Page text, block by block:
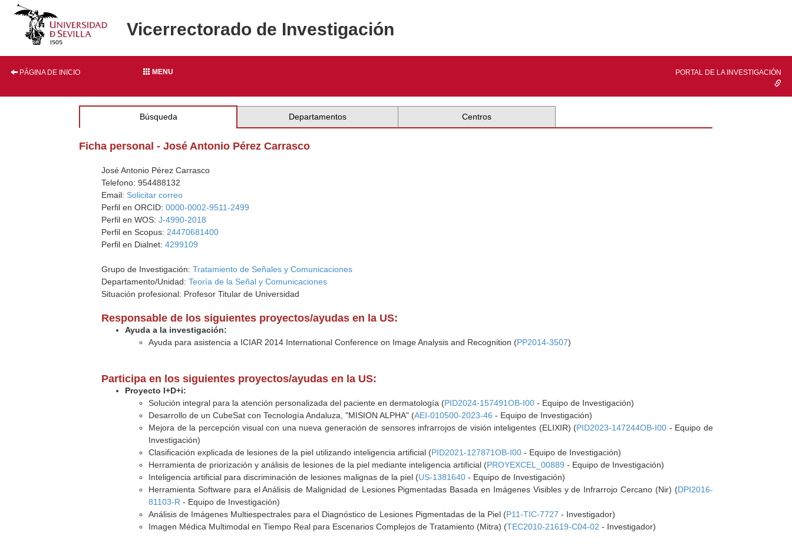
Vicerrectorado de Investigación
PÁGINA DE INICIO MENU PORTAL DE LA INVESTIGACIÓN
Búsqueda Departamentos Centros
Ficha personal - José Antonio Pérez Carrasco
José Antonio Pérez Carrasco
Telefono: 954488132
Email: Solicitar correo
Perfil en ORCID:0000-0002-9511-2499
Perfil en WOS:J-4990-2018
Perfil en Scopus: 24470681400
Perfil en Dialnet:4299109
Grupo de Investigación:Tratamiento de Señales y Comunicaciones
Departamento/Unidad:Teoría de la Señal y Comunicaciones
Situación profesional: Profesor Titular de Universidad
Responsable de los siguientes proyectos/ayudas en la US:
Ayuda a la investigación:
Ayuda para asistencia a ICIAR 2014 International Conference on Image Analysis and Recognition (PP2014-3507)
Participa en los siguientes proyectos/ayudas en la US:
Proyecto I+D+i:
Solución integral para la atención personalizada del paciente en dermatología (PID2024-157491OB-I00 - Equipo de Investigación)
Desarrollo de un CubeSat con Tecnología Andaluza, "MISION ALPHA" (AEI-010500-2023-46 - Equipo de Investigación)
Mejora de la percepción visual con una nueva generación de sensores infrarrojos de visión inteligentes (ELIXIR) (PID2023-147244OB-I00 - Equipo de
Investigación)
Clasificación explicada de lesiones de la piel utilizando inteligencia artificial (PID2021-127871OB-I00 - Equipo de Investigación)
Herramienta de priorización y análisis de lesiones de la piel mediante inteligencia artificial (PROYEXCEL_00889 - Equipo de Investigación)
Inteligencia artificial para discriminación de lesiones malignas de la piel (US-1381640 - Equipo de Investigación)
Herramienta Software para el Análisis de Malignidad de Lesiones Pigmentadas Basada en Imágenes Visibles y de Infrarrojo Cercano (Nir) (DPI2016-
81103-R - Equipo de Investigación)
Análisis de Imágenes Multiespectrales para el Diagnóstico de Lesiones Pigmentadas de la Piel (P11-TIC-7727 - Investigador)
Imagen Médica Multimodal en Tiempo Real para Escenarios Complejos de Tratamiento (Mitra) (TEC2010-21619-C04-02 - Investigador)